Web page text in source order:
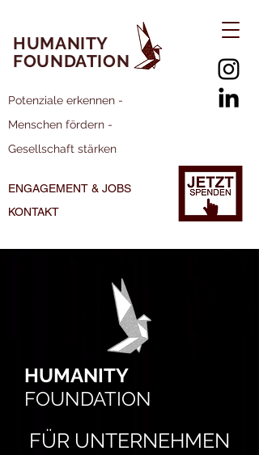
Potenziale erkennen -
Menschen fördern -
Gesellschaft stärken
HUMANITY
FOUNDATION
ENGAGEMENT & JOBS
KONTAKT
HUMANITY
FOUNDATION
FÜR UNTERNEHMEN